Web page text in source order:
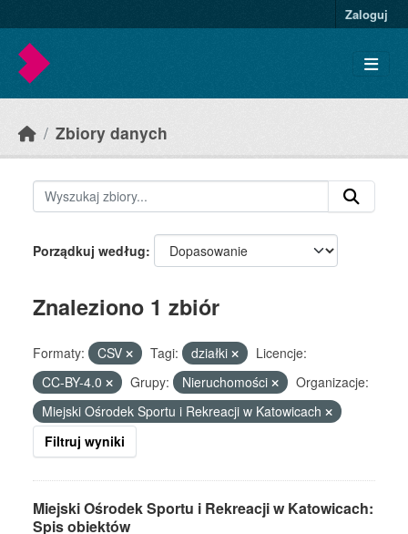
Zaloguj
Zbiory danych
Porządkuj według
Znaleziono 1 zbiór
Formaty: CSV Tagi: działki
Licencje:
CC-BY-4.0
Grupy: Nieruchomości
Organizacje:
Miejski Ośrodek Sportu i Rekreacji w Katowicach
Filtruj wyniki
Miejski Ośrodek Sportu i Rekreacji w Katowicach:
Spis obiektów